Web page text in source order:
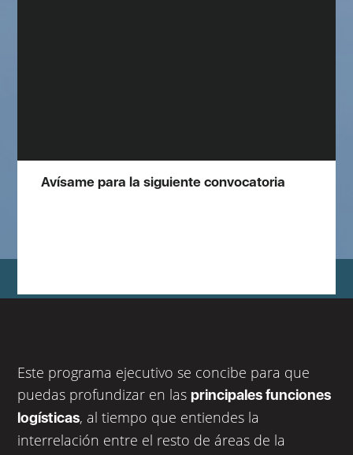
Avísame para la siguiente convocatoria
Este programa ejecutivo se concibe para que
puedas profundizar en lasprincipales funciones
logísticas, al tiempo que entiendes la
interrelación entre el resto de áreas de la